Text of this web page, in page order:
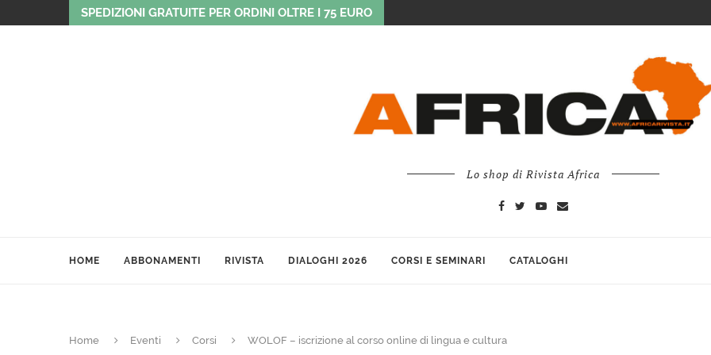
SPEDIZIONI GRATUITE PER ORDINI OLTRE I 75 EURO
Lo shop di Rivista Africa
HOME ABBONAMENTI RIVISTA DIALOGHI 2026 CORSI E SEMINARI CATALOGHI
Home Eventi Corsi WOLOF – iscrizione al corso online di lingua e cultura